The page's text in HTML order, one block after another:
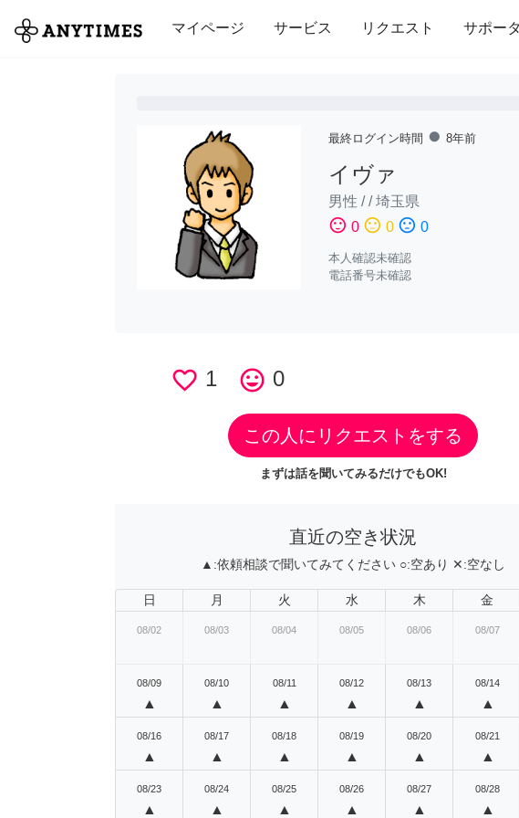
マイページ サービス リクエスト サポー
全て 修理・組立 家事 引っ越し インテリア
最終ログイン時間 fiber_manual_record 8年前
イヴァ
男性 //埼玉県
sentiment_satisfied 0 sentiment_neutral 0 sentiment_dissatisfied 0
本人確認未確認
電話番号未確認
favorite_border 1 tag_faces 0
この人にリクエストをする
まずは話を聞いてみるだけでもOK!
直近の空き状況
▲:依頼相談で聞いてみてください ○:空あり ✕:空なし
日 月 火 水 木 金
08/02 08/03 08/04 08/05 08/06 08/07
08/09
▲
08/10
▲
08/11
▲
08/12
▲
08/13
▲
08/14
▲
08/16
▲
08/17
▲
08/18
▲
08/19
▲
08/20
▲
08/21
▲
08/23
▲
08/24
▲
08/25
▲
08/26
▲
08/27
▲
08/28
▲